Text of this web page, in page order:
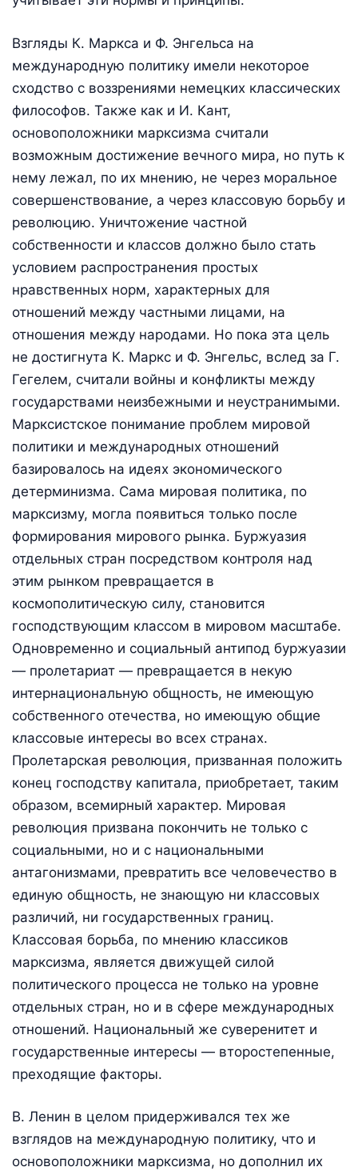
Взгляды К. Маркса и Ф. Энгельса на
международную политику имели некоторое
сходство с воззрениями немецких классических
философов. Также как и И. Кант,
основоположники марксизма считали
возможным достижение вечного мира, но путь к
нему лежал, по их мнению, не через моральное
совершенствование, а через классовую борьбу и
революцию. Уничтожение частной
собственности и классов должно было стать
условием распространения простых
нравственных норм, характерных для
отношений между частными лицами, на
отношения между народами. Но пока эта цель
не достигнута К. Маркс и Ф. Энгельс, вслед за Г.
Гегелем, считали войны и конфликты между
государствами неизбежными и неустранимыми.
Марксистское понимание проблем мировой
политики и международных отношений
базировалось на идеях экономического
детерминизма. Сама мировая политика, по
марксизму, могла появиться только после
формирования мирового рынка. Буржуазия
отдельных стран посредством контроля над
этим рынком превращается в
космополитическую силу, становится
господствующим классом в мировом масштабе.
Одновременно и социальный антипод буржуазии
— пролетариат — превращается в некую
интернациональную общность, не имеющую
собственного отечества, но имеющую общие
классовые интересы во всех странах.
Пролетарская революция, призванная положить
конец господству капитала, приобретает, таким
образом, всемирный характер. Мировая
революция призвана покончить не только с
социальными, но и с национальными
антагонизмами, превратить все человечество в
единую общность, не знающую ни классовых
различий, ни государственных границ.
Классовая борьба, по мнению классиков
марксизма, является движущей силой
политического процесса не только на уровне
отдельных стран, но и в сфере международных
отношений. Национальный же суверенитет и
государственные интересы — второстепенные,
преходящие факторы.
В. Ленин в целом придерживался тех же
взглядов на международную политику, что и
основоположники марксизма, но дополнил их